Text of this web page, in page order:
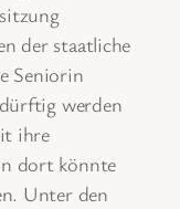
der staatliche
Seniorin
werden
ihre
dort könnte
Unter den